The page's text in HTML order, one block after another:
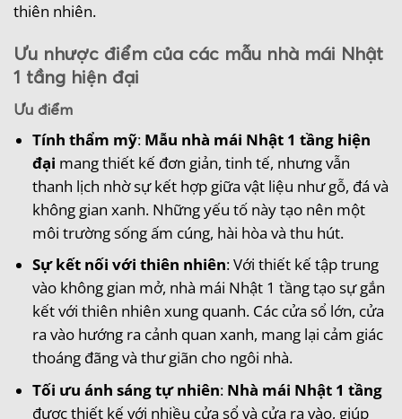
thiên nhiên.
Ưu nhược điểm của các mẫu nhà mái Nhật
1 tầng hiện đại
Ưu điểm
Tính thẩm mỹ: Mẫu nhà mái Nhật 1 tầng hiện
đại mang thiết kế đơn giản, tinh tế, nhưng vẫn
thanh lịch nhờ sự kết hợp giữa vật liệu như gỗ, đá và
không gian xanh. Những yếu tố này tạo nên một
môi trường sống ấm cúng, hài hòa và thu hút.
Sự kết nối với thiên nhiên: Với thiết kế tập trung
vào không gian mở, nhà mái Nhật 1 tầng tạo sự gắn
kết với thiên nhiên xung quanh. Các cửa sổ lớn, cửa
ra vào hướng ra cảnh quan xanh, mang lại cảm giác
thoáng đãng và thư giãn cho ngôi nhà.
Tối ưu ánh sáng tự nhiên: Nhà mái Nhật 1 tầng
được thiết kế với nhiều cửa sổ và cửa ra vào, giúp